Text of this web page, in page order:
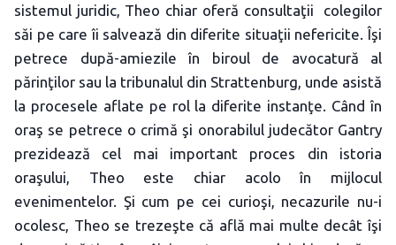
sistemul juridic, Theo chiar oferă consultaţii colegilor
săi pe care îi salvează din diferite situaţii nefericite. Îşi
petrece după-amiezile în biroul de avocatură al
părinţilor sau la tribunalul din Strattenburg, unde asistă
la procesele aflate pe rol la diferite instanţe. Când în
oraş se petrece o crimă şi onorabilul judecător Gantry
prezidează cel mai important proces din istoria
oraşului, Theo este chiar acolo în mijlocul
evenimentelor. Şi cum pe cei curioşi, necazurile nu-i
ocolesc, Theo se trezeşte că află mai multe decât îşi